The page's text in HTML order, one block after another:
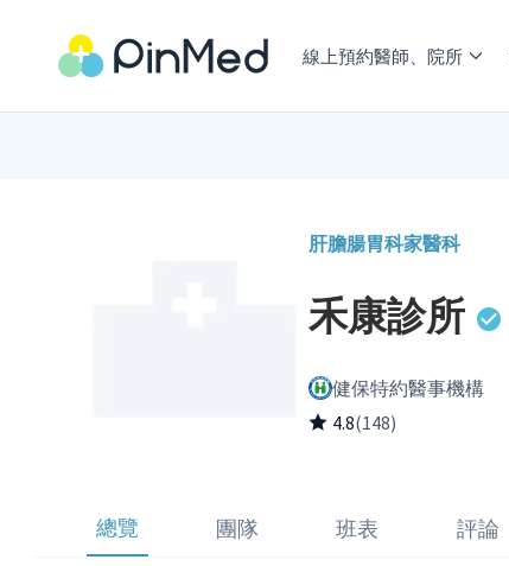
線上預約醫師、院所
肝膽腸胃科家醫科
禾康診所
健保特約醫事機構
4.8(148)
總覽 團隊 班表 評論